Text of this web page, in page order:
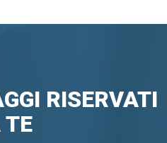
RISERVATI